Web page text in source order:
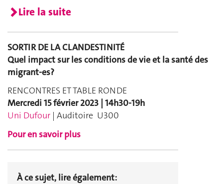
Lire la suite
SORTIR DE LA CLANDESTINITÉ
Quel impact sur les conditions de vie et la santé des
migrant-es?
RENCONTRES ET TABLE RONDE
Mercredi 15 février 2023 | 14h30-19h
Uni Dufour | Auditoire U300
Pour en savoir plus
À ce sujet, lire également: